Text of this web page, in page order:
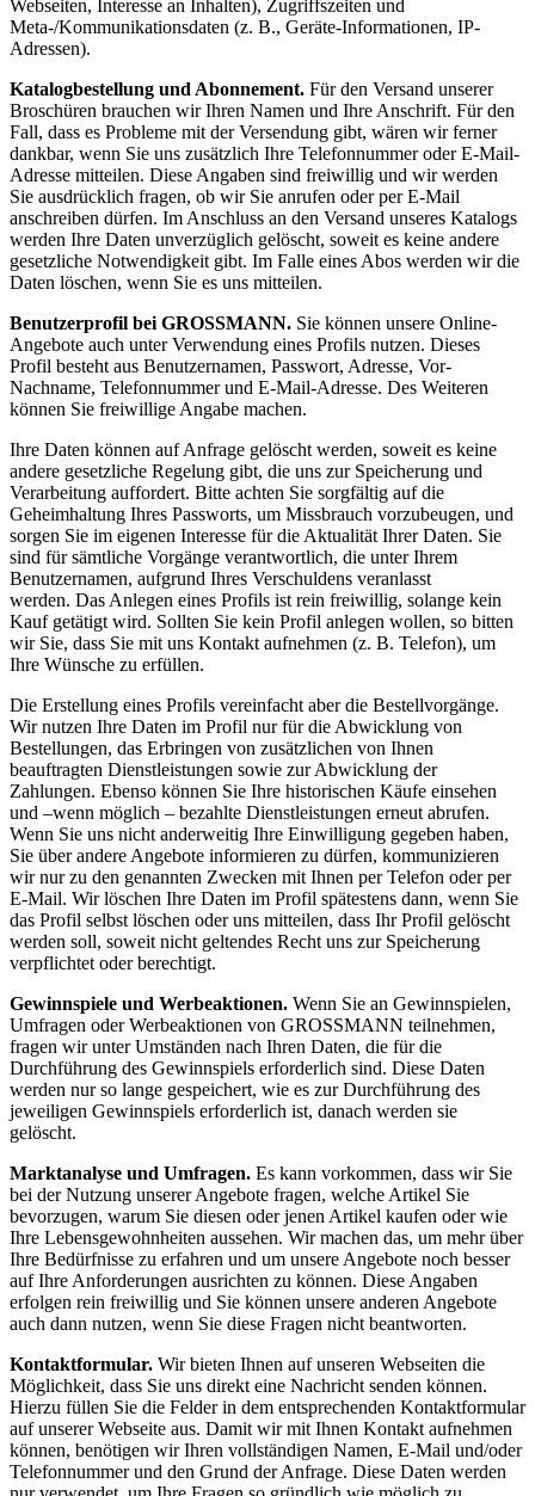
Webseiten, Interesse an Inhalten), Zugriffszeiten und
Meta-/Kommunikationsdaten (z. B., Geräte-Informationen, IP-
Adressen).
Katalogbestellung und Abonnement. Für den Versand unserer
Broschüren brauchen wir Ihren Namen und Ihre Anschrift. Für den
Fall, dass es Probleme mit der Versendung gibt, wären wir ferner
dankbar, wenn Sie uns zusätzlich Ihre Telefonnummer oder E-Mail-
Adresse mitteilen. Diese Angaben sind freiwillig und wir werden
Sie ausdrücklich fragen, ob wir Sie anrufen oder per E-Mail
anschreiben dürfen. Im Anschluss an den Versand unseres Katalogs
werden Ihre Daten unverzüglich gelöscht, soweit es keine andere
gesetzliche Notwendigkeit gibt. Im Falle eines Abos werden wir die
Daten löschen, wenn Sie es uns mitteilen.
Benutzerprofil bei GROSSMANN. Sie können unsere Online-
Angebote auch unter Verwendung eines Profils nutzen. Dieses
Profil besteht aus Benutzernamen, Passwort, Adresse, Vor-
Nachname, Telefonnummer und E-Mail-Adresse. Des Weiteren
können Sie freiwillige Angabe machen.
Ihre Daten können auf Anfrage gelöscht werden, soweit es keine
andere gesetzliche Regelung gibt, die uns zur Speicherung und
Verarbeitung auffordert. Bitte achten Sie sorgfältig auf die
Geheimhaltung Ihres Passworts, um Missbrauch vorzubeugen, und
sorgen Sie im eigenen Interesse für die Aktualität Ihrer Daten. Sie
sind für sämtliche Vorgänge verantwortlich, die unter Ihrem
Benutzernamen, aufgrund Ihres Verschuldens veranlasst
werden. Das Anlegen eines Profils ist rein freiwillig, solange kein
Kauf getätigt wird. Sollten Sie kein Profil anlegen wollen, so bitten
wir Sie, dass Sie mit uns Kontakt aufnehmen (z. B. Telefon), um
Ihre Wünsche zu erfüllen.
Die Erstellung eines Profils vereinfacht aber die Bestellvorgänge.
Wir nutzen Ihre Daten im Profil nur für die Abwicklung von
Bestellungen, das Erbringen von zusätzlichen von Ihnen
beauftragten Dienstleistungen sowie zur Abwicklung der
Zahlungen. Ebenso können Sie Ihre historischen Käufe einsehen
und –wenn möglich – bezahlte Dienstleistungen erneut abrufen.
Wenn Sie uns nicht anderweitig Ihre Einwilligung gegeben haben,
Sie über andere Angebote informieren zu dürfen, kommunizieren
wir nur zu den genannten Zwecken mit Ihnen per Telefon oder per
E-Mail. Wir löschen Ihre Daten im Profil spätestens dann, wenn Sie
das Profil selbst löschen oder uns mitteilen, dass Ihr Profil gelöscht
werden soll, soweit nicht geltendes Recht uns zur Speicherung
verpflichtet oder berechtigt.
Gewinnspiele und Werbeaktionen. Wenn Sie an Gewinnspielen,
Umfragen oder Werbeaktionen von GROSSMANN teilnehmen,
fragen wir unter Umständen nach Ihren Daten, die für die
Durchführung des Gewinnspiels erforderlich sind. Diese Daten
werden nur so lange gespeichert, wie es zur Durchführung des
jeweiligen Gewinnspiels erforderlich ist, danach werden sie
gelöscht.
Marktanalyse und Umfragen. Es kann vorkommen, dass wir Sie
bei der Nutzung unserer Angebote fragen, welche Artikel Sie
bevorzugen, warum Sie diesen oder jenen Artikel kaufen oder wie
Ihre Lebensgewohnheiten aussehen. Wir machen das, um mehr über
Ihre Bedürfnisse zu erfahren und um unsere Angebote noch besser
auf Ihre Anforderungen ausrichten zu können. Diese Angaben
erfolgen rein freiwillig und Sie können unsere anderen Angebote
auch dann nutzen, wenn Sie diese Fragen nicht beantworten.
Kontaktformular. Wir bieten Ihnen auf unseren Webseiten die
Möglichkeit, dass Sie uns direkt eine Nachricht senden können.
Hierzu füllen Sie die Felder in dem entsprechenden Kontaktformular
auf unserer Webseite aus. Damit wir mit Ihnen Kontakt aufnehmen
können, benötigen wir Ihren vollständigen Namen, E-Mail und/oder
Telefonnummer und den Grund der Anfrage. Diese Daten werden